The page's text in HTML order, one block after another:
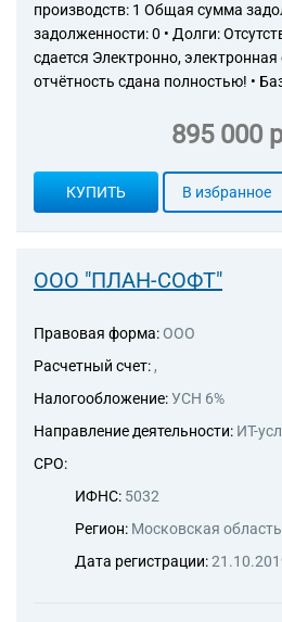
производств: 1 Общая сумма
задолженности: 0 • Долги:
сдается Электронно,
отчётность сдана полностью! •
895 000
КУПИТЬ В избранное
ООО "ПЛАН-СОФТ"
Правовая форма: ООО
Расчетный счет: ,
Налогообложение:УСН 6%
Направление деятельности: ИТ-
СРО:
ИФНС: 5032
Регион: Московская область
Дата регистрации: